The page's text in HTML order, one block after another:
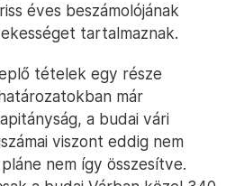
éves beszámolójának
tartalmaznak.
tételek egy része
már
a budai vári
viszont eddig nem
nem így összesítve.